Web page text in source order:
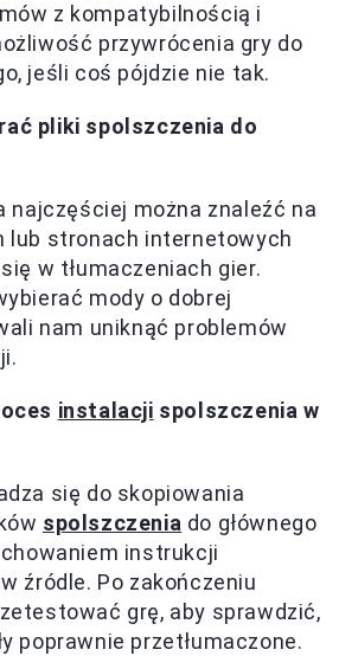
z kompatybilnością i
przywrócenia gry do
jeśli coś pójdzie nie tak.
pliki spolszczenia do
najczęściej można znaleźć na
lub stronach internetowych
w tłumaczeniach gier.
mody o dobrej
nam uniknąć problemów
instalacji spolszczenia w
się do skopiowania
spolszczenia do głównego
instrukcji
źródle. Po zakończeniu
grę, aby sprawdzić,
poprawnie przetłumaczone.